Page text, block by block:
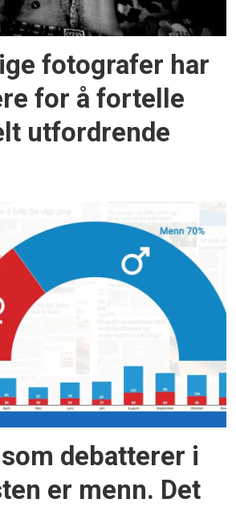
fotografer har
for å fortelle
utfordrende
debatterer i
er menn. Det